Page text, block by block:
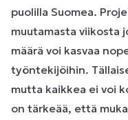
puolilla Suomea.
muutamasta viikosta
määrä voi kasvaa
työntekijöihin.
mutta kaikkea ei voi
on tärkeää, että